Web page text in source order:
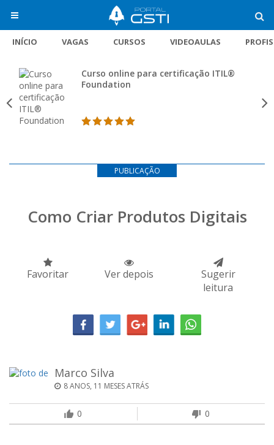
INÍCIO VAGAS CURSOS VIDEOAULAS
Curso online para certificação ITIL®
Foundation
PUBLICAÇÃO
Como Criar Produtos Digitais
Favoritar Ver depois
Sugerir
leitura
Marco Silva
8 ANOS, 11 MESES ATRÁS
0 0